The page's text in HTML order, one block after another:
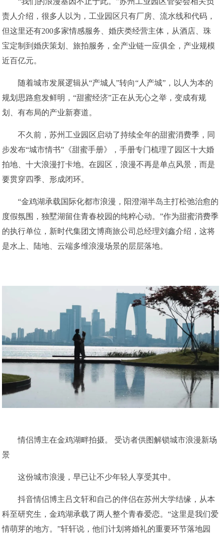
责人介绍，很多人以为，工业园区只有厂房、流水线和代码，
但这里还有200多家情感服务、婚庆类经营主体，从酒店、珠
宝定制到婚庆策划、旅拍服务，全产业链一应俱全，产业规模
近百亿元。
随着城市发展逻辑从“产城人”转向“人产城”，以人为本的
规划思路愈发鲜明，“甜蜜经济”正在从无心之举，变成有规
划、有布局的产业新赛道。
不久前，苏州工业园区启动了持续全年的甜蜜消费季，同
步发布“城市情书”《甜蜜手册》，手册专门梳理了园区十大婚
拍地、十大浪漫打卡地。在园区，浪漫不再是单点风景，而是
要贯穿四季、形成闭环。
“金鸡湖承载国际化都市浪漫，阳澄湖半岛主打松弛治愈的
度假氛围，独墅湖留住青春校园的纯粹心动。”作为甜蜜消费季
的执行单位，新时代集团文博商旅公司总经理刘鑫介绍，这将
是水上、陆地、云端多维浪漫场景的层层落地。
情侣博主在金鸡湖畔拍摄。 受访者供图解锁城市浪漫新场
景
这份城市浪漫，早已让不少年轻人享受其中。
抖音情侣博主吕文轩和自己的伴侣在苏州大学结缘，从本
科至研究生，金鸡湖承载了两人整个青春爱恋。“这里是我们爱
情萌芽的地方。”轩轩说，他们计划将婚礼的重要环节落地园